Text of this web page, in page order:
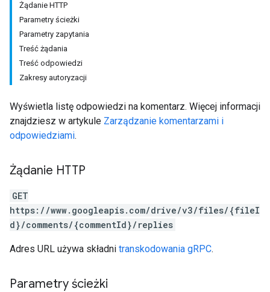
Żądanie HTTP
Parametry ścieżki
Parametry zapytania
Treść żądania
Treść odpowiedzi
Zakresy autoryzacji
Wyświetla listę odpowiedzi na komentarz. Więcej informacji
znajdziesz w artykule Zarządzanie komentarzami i
odpowiedziami.
Żądanie HTTP
GET
https://www.googleapis.com/drive/v3/files/{fileI
d}/comments/{commentId}/replies
Adres URL używa składni transkodowania gRPC.
Parametry ścieżki